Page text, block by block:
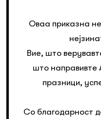
Оваа приказна
Вие, што
што направивте
празници,
Со благодарност